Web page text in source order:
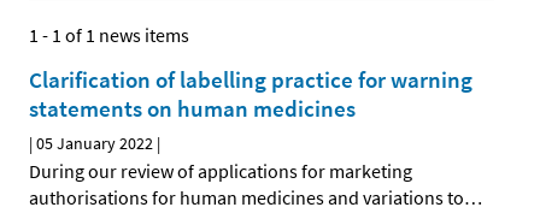
1 - 1 of 1 news items
Clarification of labelling practice for warning
statements on human medicines
|05 January 2022 |
During our review of applications for marketing
authorisations for human medicines and variations to…